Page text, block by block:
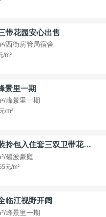
带花园安心出售
西街房管局宿舍
/m²
景里一期
峰景里一期
/m²
沱四桥电梯精装拎包入住套三双卫带花园40平米带车位
碧波豪庭
元/m²
临江视野开阔
峰景里一期